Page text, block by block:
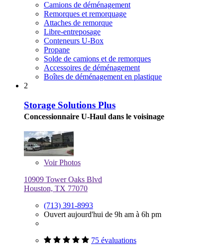
Camions de déménagement
Remorques et remorquage
Attaches de remorque
Libre-entreposage
Conteneurs U-Box
Propane
Solde de camions et de remorques
Accessoires de déménagement
Boîtes de déménagement en plastique
2
Storage Solutions Plus
Concessionnaire U-Haul dans le voisinage
VoirPhotos
10909 Tower Oaks Blvd
Houston, TX 77070
(713) 391-8993
Ouvert aujourd'hui de 9h am à 6h pm
75 évaluations